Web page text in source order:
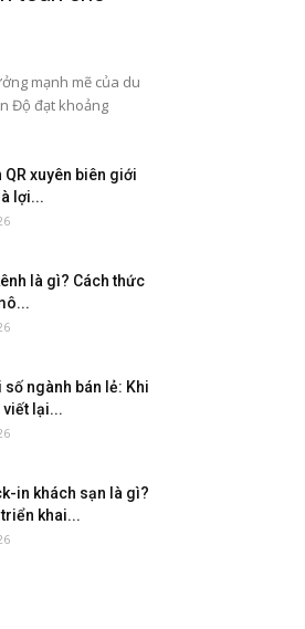
mạnh mẽ của du
Độ đạt khoảng
QR xuyên biên giới
lợi...
là gì? Cách thức
số ngành bán lẻ: Khi
lại...
in khách sạn là gì?
khai...